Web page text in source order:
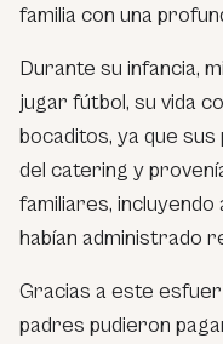
familia con una
Durante su infancia,
jugar fútbol, su vida
bocaditos, ya que
del catering y
familiares, incluyendo
habían administrado
Gracias a este
padres pudieron